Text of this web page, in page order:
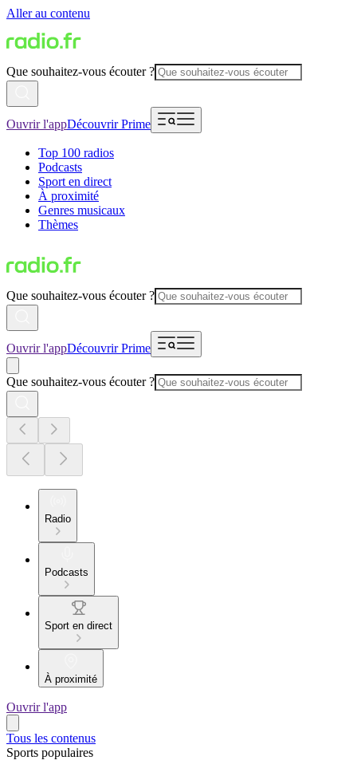
Aller au contenu
Que souhaitez-vous écouter ?
Ouvrir l'appDécouvrir Prime
Top 100 radios
Podcasts
Sport en direct
À proximité
Genres musicaux
Thèmes
Que souhaitez-vous écouter ?
Ouvrir l'appDécouvrir Prime
Que souhaitez-vous écouter ?
Radio
Podcasts
Sport en direct
À proximité
Ouvrir l'app
Tous les contenus
Sports populaires